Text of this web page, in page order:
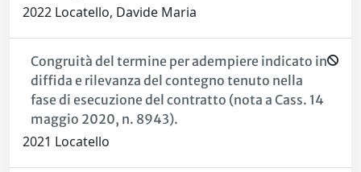
2022 Locatello, Davide Maria
Congruità del termine per adempiere indicato in
diffida e rilevanza del contegno tenuto nella
fase di esecuzione del contratto (nota a Cass. 14
maggio 2020, n. 8943).
2021 Locatello